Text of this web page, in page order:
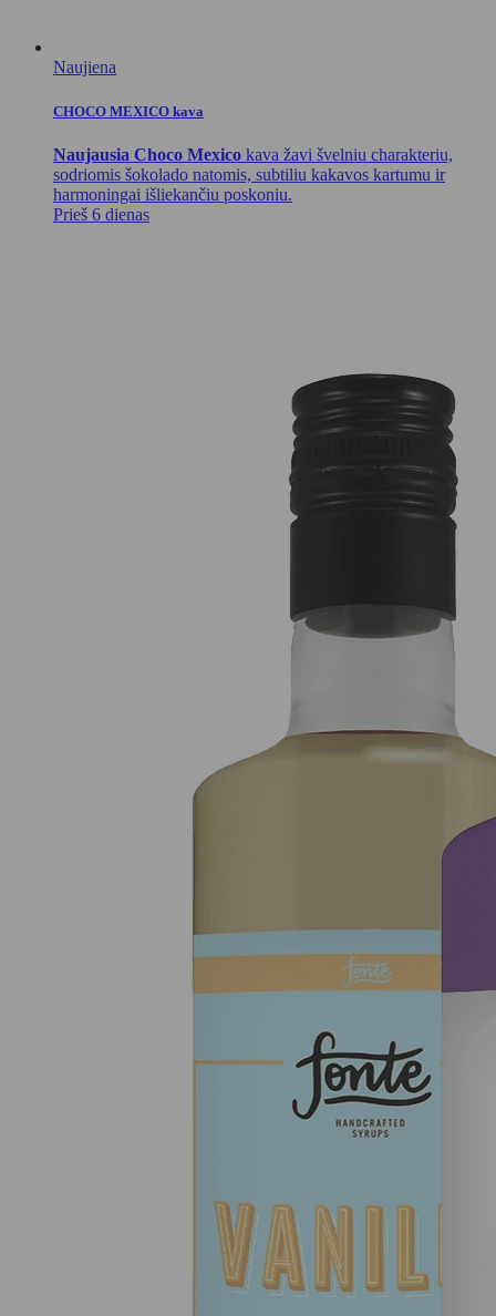
Naujiena
CHOCO MEXICO kava
Naujausia Choco Mexico kava žavi švelniu charakteriu,
sodriomis šokolado natomis, subtiliu kakavos kartumu ir
harmoningai išliekančiu poskoniu.
Prieš 6 dienas